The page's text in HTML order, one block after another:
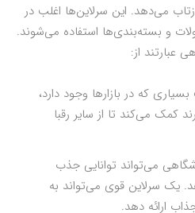
می‌دهد. این سرلاین‌ها اغلب در
و بسته‌بندی‌ها استفاده می‌شوند.
عبارتند از:
که در بازارها وجود دارد،
کمک می‌کند تا از سایر رقبا
می‌تواند توانایی جذب
یک سرلاین قوی می‌تواند به
ارائه دهد.